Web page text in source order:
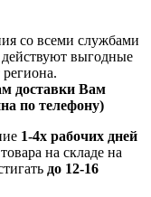
со всеми службами
выгодные
доставки Вам
по телефону)
1-4х рабочих дней
на складе на
до 12-16